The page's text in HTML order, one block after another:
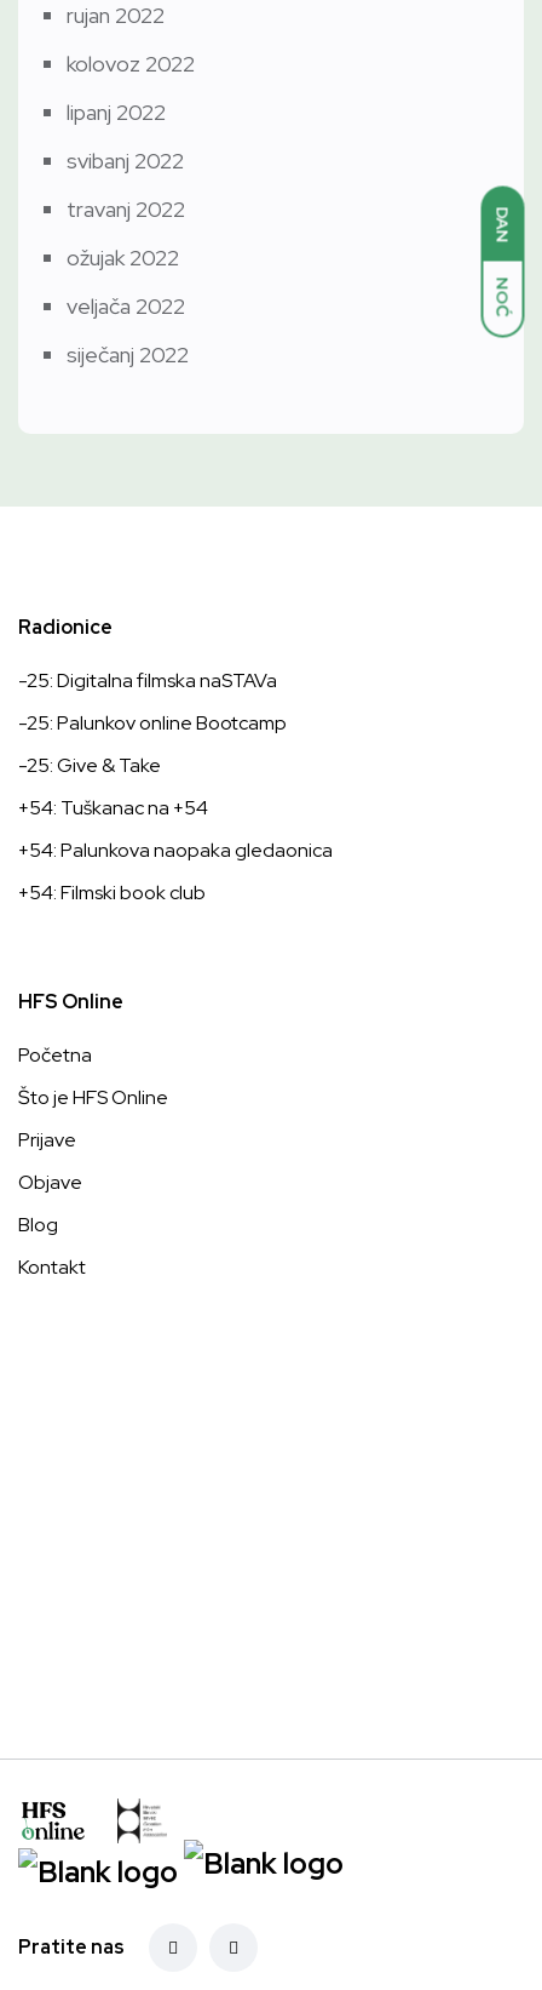
DAN
NOĆ
rujan 2022
kolovoz 2022
lipanj 2022
svibanj 2022
travanj 2022
ožujak 2022
veljača 2022
siječanj 2022
Radionice
-25: Digitalna filmska naSTAVa
-25: Palunkov online Bootcamp
-25: Give & Take
+54: Tuškanac na +54
+54: Palunkova naopaka gledaonica
+54: Filmski book club
HFS Online
Početna
Što je HFS Online
Prijave
Objave
Blog
Kontakt
Pratite nas